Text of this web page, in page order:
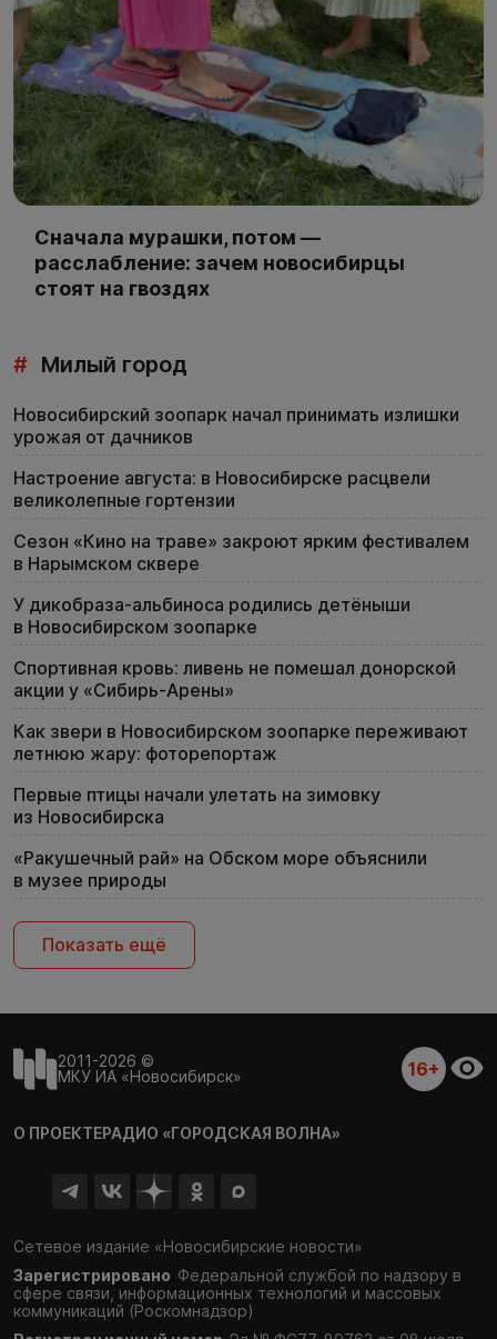
Сначала мурашки, потом —
расслабление: зачем новосибирцы
стоят на гвоздях
# Милый город
Новосибирский зоопарк начал принимать излишки
урожая от дачников
Настроение августа: в Новосибирске расцвели
великолепные гортензии
Сезон «Кино на траве» закроют ярким фестивалем
в Нарымском сквере
У дикобраза-альбиноса родились детёныши
в Новосибирском зоопарке
Спортивная кровь: ливень не помешал донорской
акции у «Сибирь-Арены»
Как звери в Новосибирском зоопарке переживают
летнюю жару: фоторепортаж
Первые птицы начали улетать на зимовку
из Новосибирска
«Ракушечный рай» на Обском море объяснили
в музее природы
Показать ещё
2011-2026 ©
МКУ ИА «Новосибирск»
16+
О ПРОЕКТЕРАДИО «ГОРОДСКАЯ ВОЛНА»
Сетевое издание «Новосибирские новости»
Зарегистрировано Федеральной службой по надзору в
сфере связи, информационных технологий и массовых
коммуникаций (Роскомнадзор)